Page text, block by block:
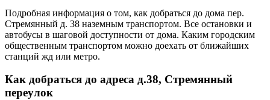
Подробная информация о том, как добраться до дома пер.
Стремянный д. 38 наземным транспортом. Все остановки и
автобусы в шаговой доступности от дома. Каким городским
общественным транспортом можно доехать от ближайших
станций жд или метро.
Как добраться до адреса д.38, Стремянный
переулок